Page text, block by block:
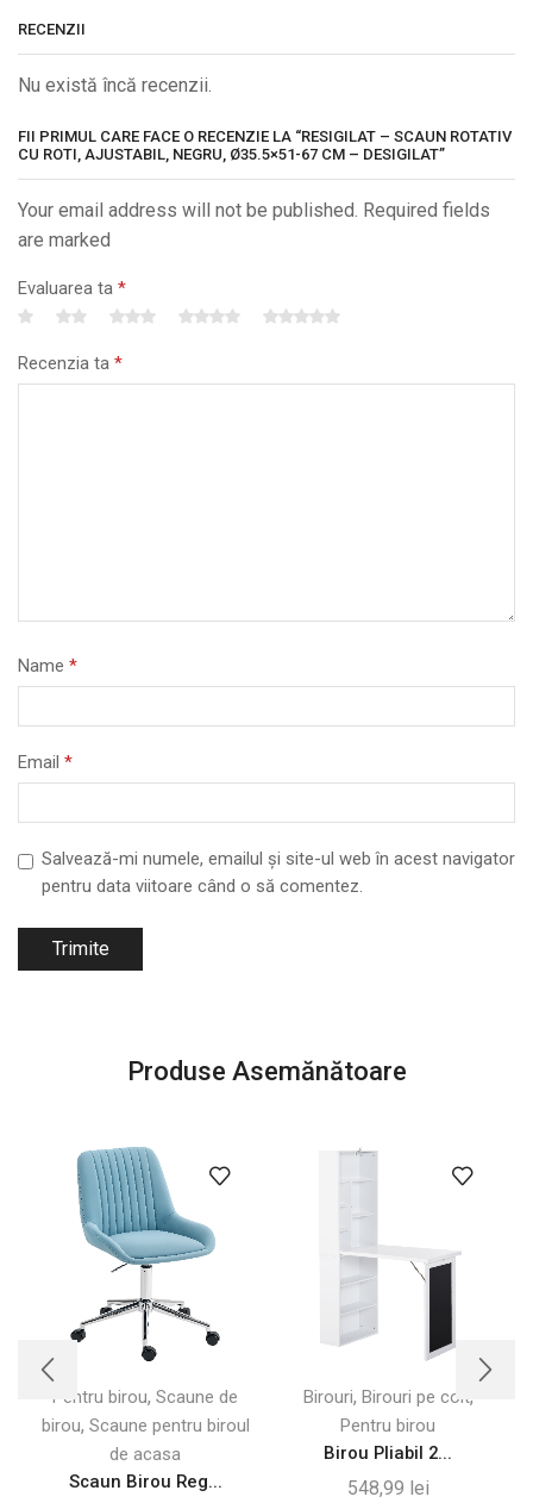
RECENZII
Nu există încă recenzii.
FII PRIMUL CARE FACE O RECENZIE LA “RESIGILAT – SCAUN ROTATIV
CU ROTI, AJUSTABIL, NEGRU, Ø35.5×51-67 CM – DESIGILAT”
Your email address will not be published. Required fields
are marked
Evaluarea ta *
Recenzia ta *
Name *
Email *
Salvează-mi numele, emailul și site-ul web în acest navigator
pentru data viitoare când o să comentez.
Produse Asemănătoare
Pentru birou, Scaune de
birou, Scaune pentru biroul
de acasa
Scaun Birou Reg...
Birouri, Birouri pe colt,
Pentru birou
Birou Pliabil 2...
548,99 lei